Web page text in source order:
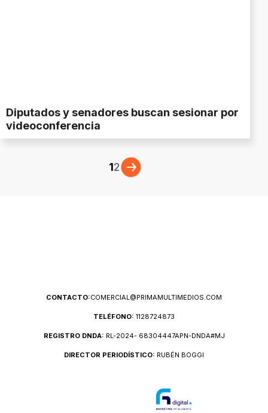
Diputados y senadores buscan sesionar por
videoconferencia
12
CONTACTO:COMERCIAL@PRIMAMULTIMEDIOS.COM
TELÉFONO: 1128724873
REGISTRO DNDA: RL-2024- 68304447APN-DNDA#MJ
DIRECTOR PERIODÍSTICO: RUBÉN BOGGI